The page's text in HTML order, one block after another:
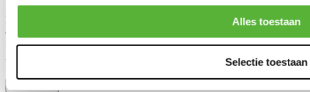
Alles toestaan
Selectie toestaan
price range, compared to the Tuner-line. Often noticable in the final
finish and durability of the product.
This does not mean that the Tuner-line products are ''bad quality''
but are in general an affordable alternative for those who don't need
the high grade of the Pro-Line products.